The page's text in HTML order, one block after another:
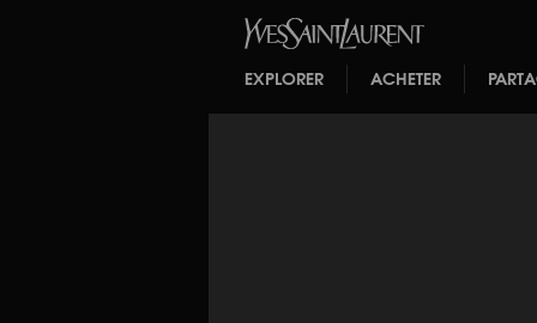
EXPLORER ACHETER